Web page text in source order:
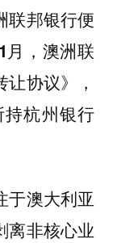
联邦银行便
月，澳洲联
协议》，
持杭州银行
于澳大利亚
离非核心业